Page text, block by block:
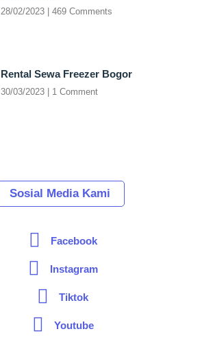
28/02/2023 469 Comments
Rental Sewa Freezer Bogor
30/03/2023 1 Comment
Sosial Media Kami
Facebook
Instagram
Tiktok
Youtube